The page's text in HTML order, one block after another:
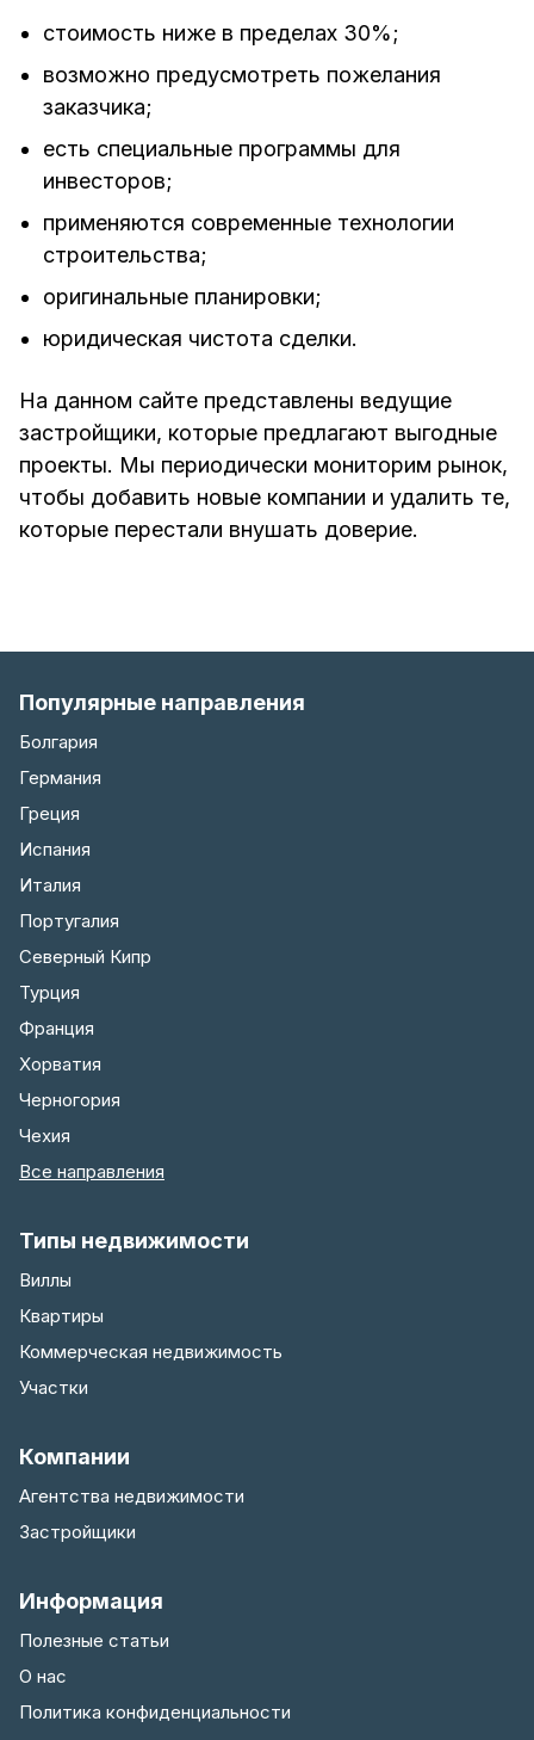
стоимость ниже в пределах 30%;
возможно предусмотреть пожелания
заказчика;
есть специальные программы для
инвесторов;
применяются современные технологии
строительства;
оригинальные планировки;
юридическая чистота сделки.
На данном сайте представлены ведущие
застройщики, которые предлагают выгодные
проекты. Мы периодически мониторим рынок,
чтобы добавить новые компании и удалить те,
которые перестали внушать доверие.
Популярные направления
Болгария
Германия
Греция
Испания
Италия
Португалия
Северный Кипр
Турция
Франция
Хорватия
Черногория
Чехия
Все направления
Типы недвижимости
Виллы
Квартиры
Коммерческая недвижимость
Участки
Компании
Агентства недвижимости
Застройщики
Информация
Полезные статьи
О нас
Политика конфиденциальности